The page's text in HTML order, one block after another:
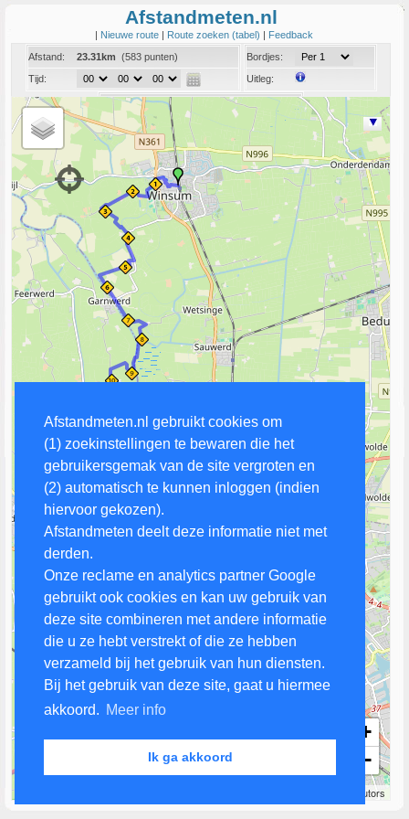
Afstandmeten.nl gebruikt cookies om
(1) zoekinstellingen te bewaren die het
gebruikersgemak van de site vergroten en
(2) automatisch te kunnen inloggen (indien
hiervoor gekozen).
Afstandmeten deelt deze informatie niet met
derden.
Onze reclame en analytics partner Google
gebruikt ook cookies en kan uw gebruik van
deze site combineren met andere informatie
die u ze hebt verstrekt of die ze hebben
verzameld bij het gebruik van hun diensten.
Bij het gebruik van deze site, gaat u hiermee
akkoord. Meer info
Ik ga akkoord
Afstandmeten.nl
| Nieuwe route | Route zoeken (tabel) | Feedback
Afstand:
23.31km (583 punten)
Tijd:
Bordjes:
Uitleg:
Coord:
Info:Link naar deze route
+
−
contributors